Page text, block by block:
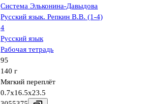
Система Эльконина-Давыдова
Русский язык. Репкин В.В. (1-4)
4
Русский язык
Рабочая тетрадь
95
140 г
Мягкий переплёт
0.7x16.5x23.5